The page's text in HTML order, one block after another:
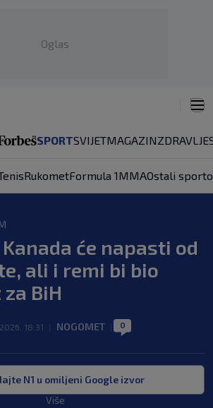
Oglas
SPORTSVIJETMAGAZINZDRAVLJE
RukometFormula 1MMAOstali
će napasti od
ali i remi bi bio
BiH
18:31 NOGOMET 0
N1 u omiljeni Google izvor
Više